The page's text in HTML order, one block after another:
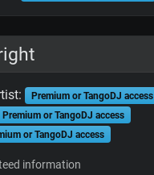
Premium or TangoDJ access
Premium or TangoDJ access
or TangoDJ access
information